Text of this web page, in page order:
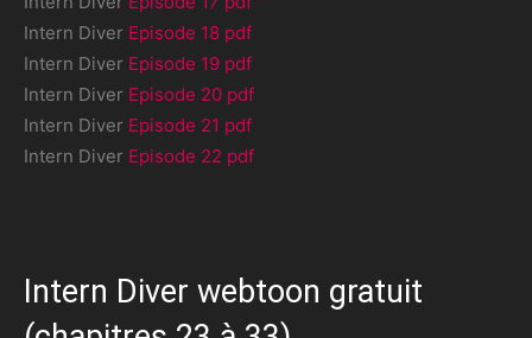
Intern Diver Episode 18 pdf
Intern Diver Episode 19 pdf
Intern Diver Episode 20 pdf
Intern Diver Episode 21 pdf
Intern Diver Episode 22 pdf
Intern Diver webtoon gratuit